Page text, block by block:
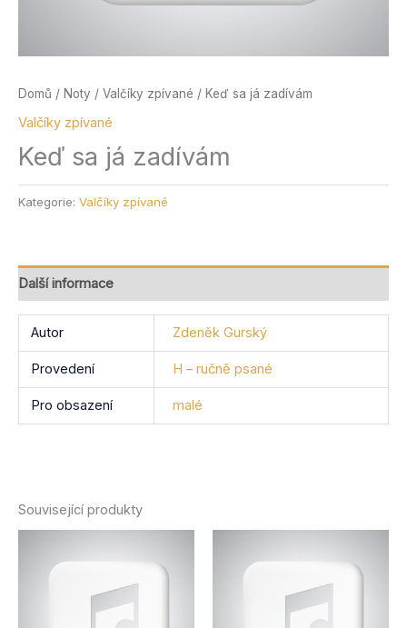
Domů / Noty / Valčíky zpívané / Keď sa já zadívám
Valčíky zpívané
Keď sa já zadívám
Kategorie: Valčíky zpívané
Další informace
Autor Zdeněk Gurský
Provedení H – ručně psané
Pro obsazení malé
Související produkty